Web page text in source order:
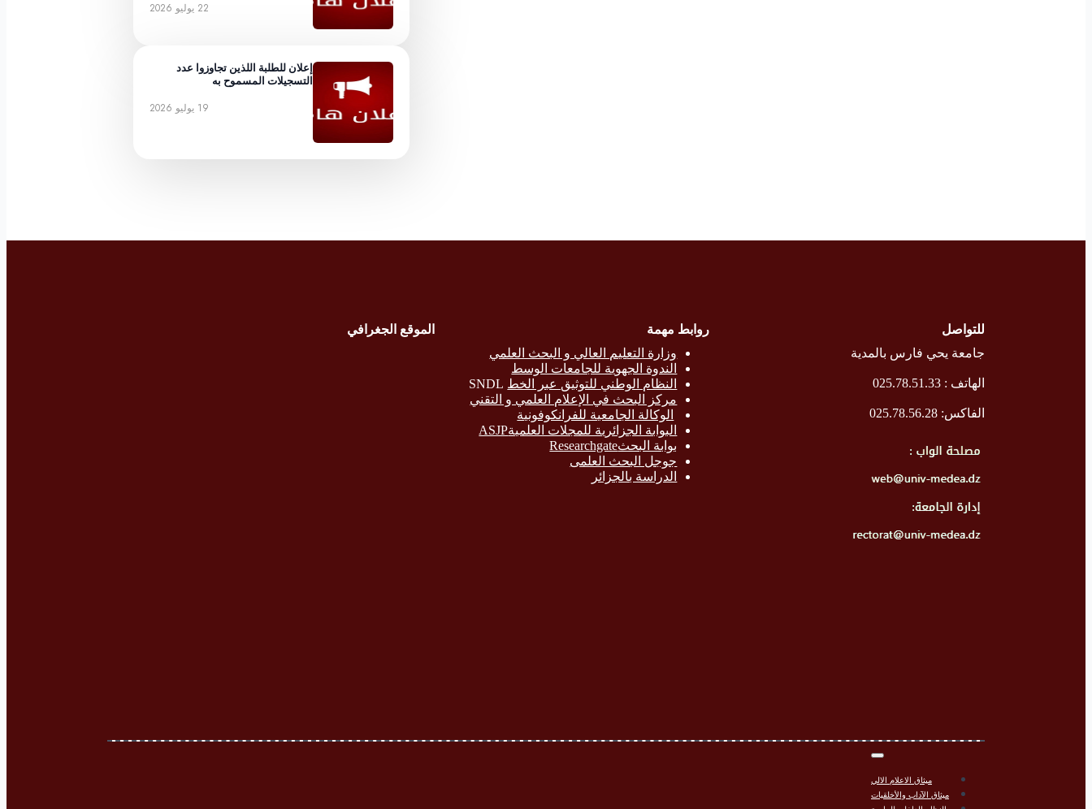
22 يوليو 2026
إعلان للطلبة اللذين تجاوزوا عدد
التسجيلات المسموح به
19 يوليو 2026
للتواصل
جامعة يحي فارس بالمدية
الهاتف : 025.78.51.33
الفاكس: 025.78.56.28
روابط مهمة
وزارة التعليم العالي و البحث العلمي
الندوة الجهوية للجامعات الوسط
النظام الوطني للتوثيق عبر الخط
مركز البحث في الإعلام العلمي و التقني
الوكالة الجامعية للفرانكوفونية
البوابة الجزائرية للمجلات العلميةASJP
بوابة البحثResearchgate
جوجل البحث العلمى
الدراسة بالجزائر
الموقع الجغرافي
ميثاق الاعلام الالي
ميثاق الآداب والأخلقيات